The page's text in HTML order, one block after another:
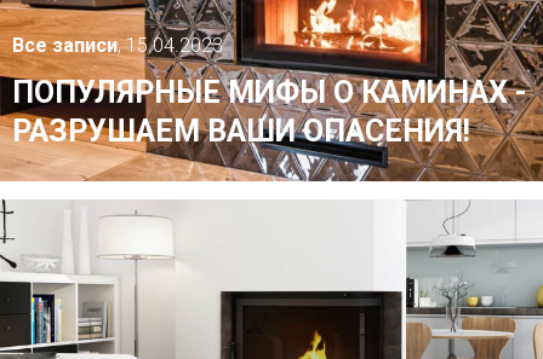
Все записи, 15.04.2023
ПОПУЛЯРНЫЕ МИФЫ О КАМИНАХ -
РАЗРУШАЕМ ВАШИ ОПАСЕНИЯ!